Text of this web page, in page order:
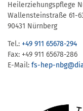
Heilerziehungspflege
Wallensteinstraße 61-
90431 Nürnberg
Tel.: +49 911 65678-294
Fax: +49 911 65678-286
E-Mail: fs-hep-